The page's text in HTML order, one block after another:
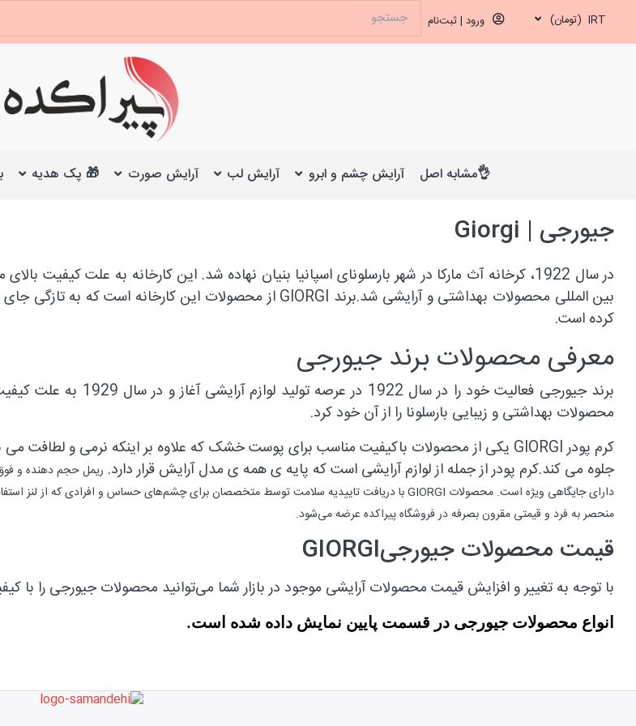
IRT (تومان) ورود | ثبت‌نام
👌مشابه اصل آرایش چشم و ابرو آرایش لب آرایش صورت 🎁 پک هدیه
جیورجی | Giorgi
بین المللی محصولات بهداشتی و آرایشی شد.برند GIORGI از محصولات این کارخانه است که به تازگی
کرده است.
معرفی محصولات برند جیورجی
برند جیورجی فعالیت
محصولات بهداشتی و زیبایی بارسلونا را از آن خود کرد.
کرم پودرGIORGI یکی از محصولات باکیفیت مناسب برای پوست خشک که علاوه بر اینکه نرمی و لطافت
جلوه می کند.کرم پودر از جمله از لوازم آرایشی است که پایه ی همه ی مدل آرایش قرار دارد. ریمل حجم دهنده و
دارای جایگاهی ویژه است. محصولات GIORGIبا دریافت تاییدیه سلامت توسط متخصصان برای چشم‌های حساس و افرادی که از لنز
منحصر به فرد و قیمتی مقرون بصرفه در فروشگاه پیراکده عرضه می‌شود.
قیمت محصولات جیورجیGIORGI
با توجه به تغییر و افزایش قیمت محصولات آرایشی موجود در بازار شما می‌توانید محصولات جیورجی را با
انواع محصولات جیورجی در قسمت پایین نمایش داده شده است.